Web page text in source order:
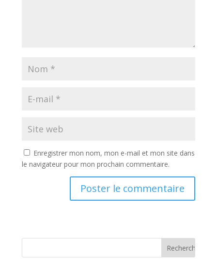
Enregistrer mon nom, mon e-mail et mon site dans
le navigateur pour mon prochain commentaire.